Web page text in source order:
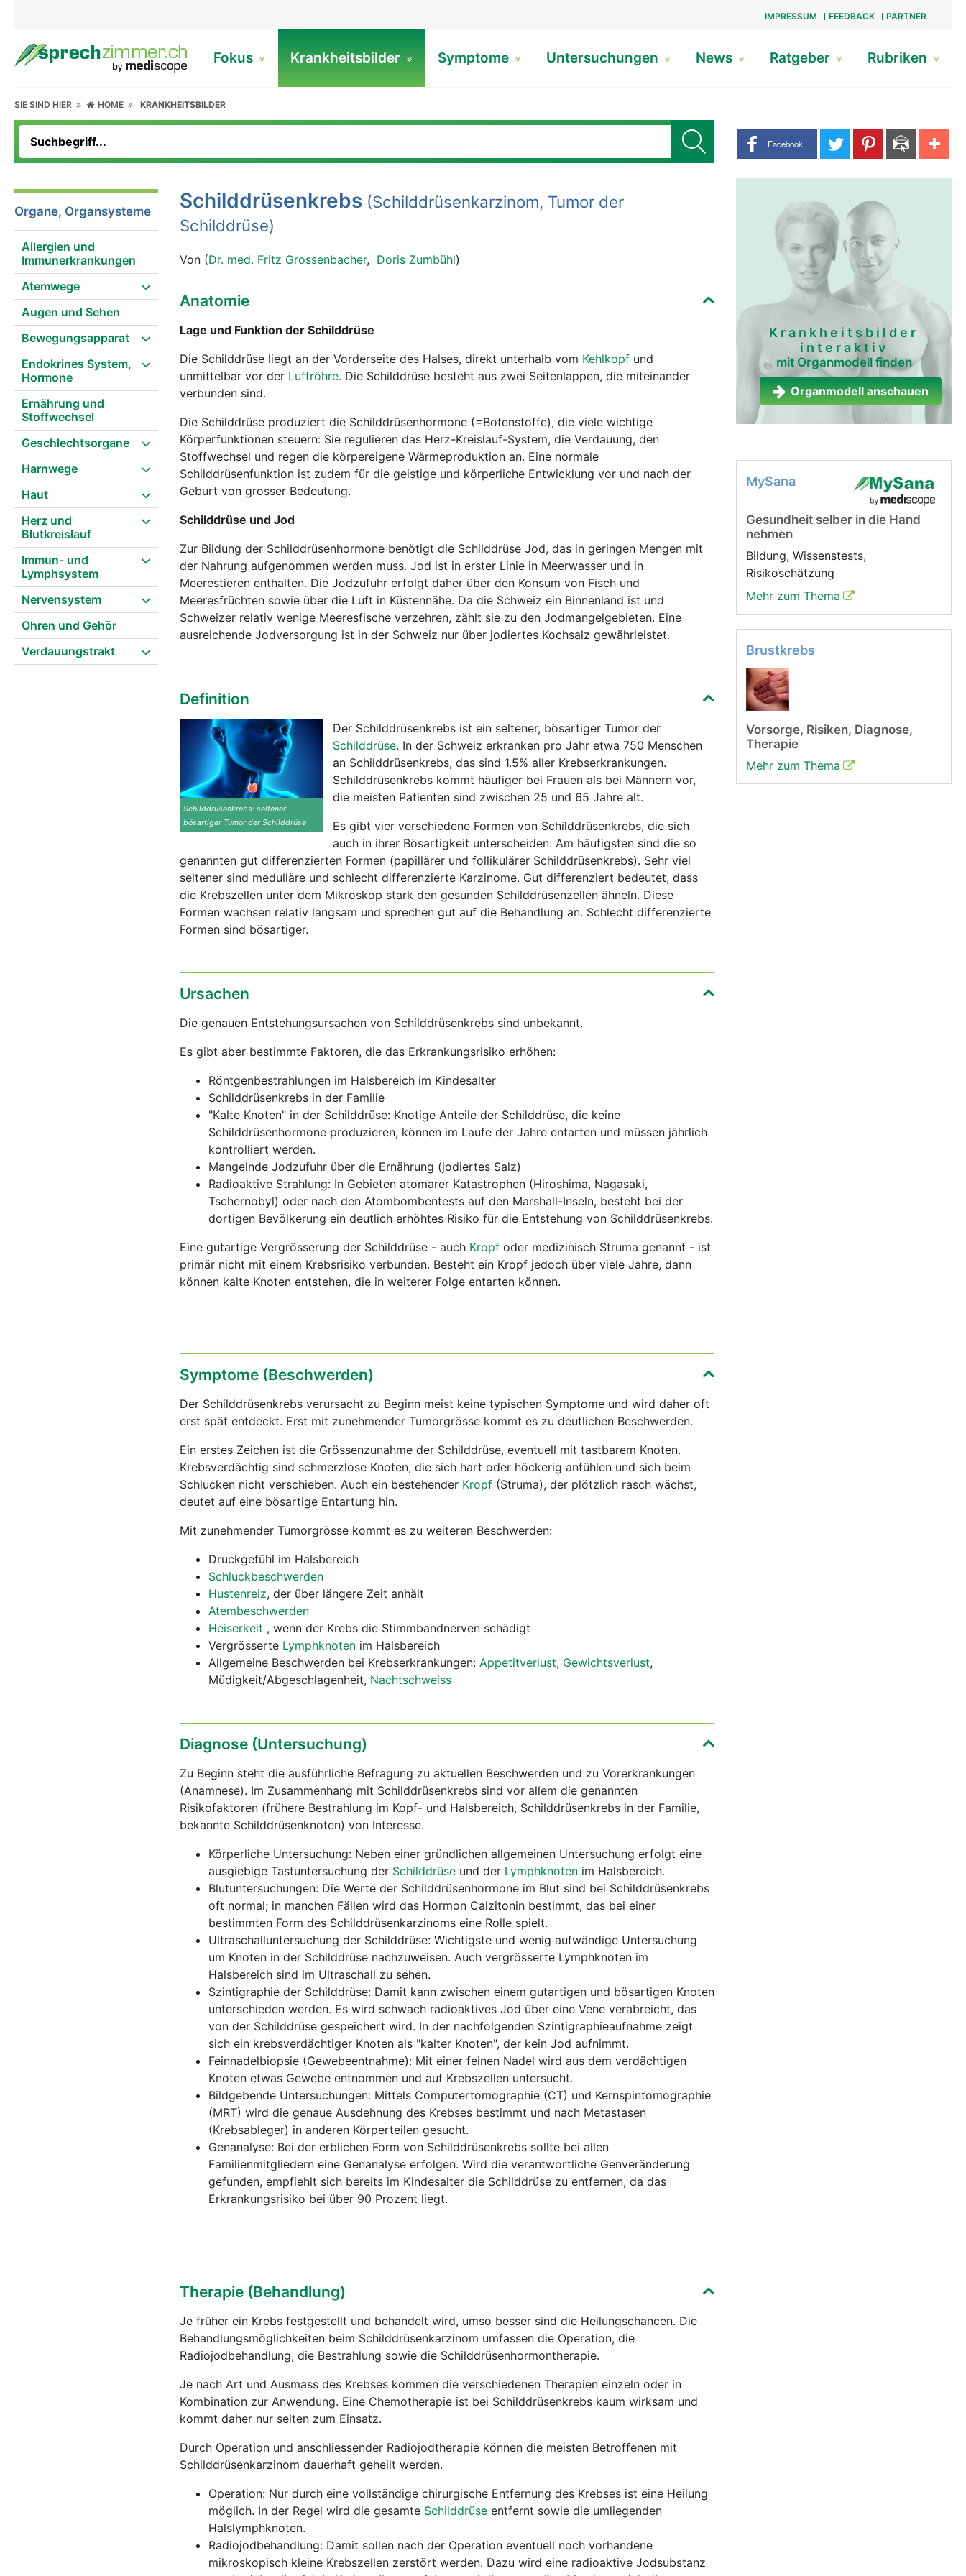
IMPRESSUM FEEDBACK PARTNER
Fokus Krankheitsbilder Symptome Untersuchungen News Ratgeber Rubriken
SIE SIND HIER HOME KRANKHEITSBILDER
Share buttons
Facebook
Organe, Organsysteme
Allergien und
Immunerkrankungen
Atemwege
Augen und Sehen
Bewegungsapparat
Endokrines System,
Hormone
Ernährung und
Stoffwechsel
Geschlechtsorgane
Harnwege
Haut
Herz und
Blutkreislauf
Immun- und
Lymphsystem
Nervensystem
Ohren und Gehör
Verdauungstrakt
Schilddrüsenkrebs (Schilddrüsenkarzinom, Tumor der
Schilddrüse)
Von (Dr. med. Fritz Grossenbacher, Doris Zumbühl)
Anatomie
Lage und Funktion der Schilddrüse
Die Schilddrüse liegt an der Vorderseite des Halses, direkt unterhalb vom Kehlkopf und
unmittelbar vor der Luftröhre. Die Schilddrüse besteht aus zwei Seitenlappen, die miteinander
verbunden sind.
Die Schilddrüse produziert die Schilddrüsenhormone (=Botenstoffe), die viele wichtige
Körperfunktionen steuern: Sie regulieren das Herz-Kreislauf-System, die Verdauung, den
Stoffwechsel und regen die körpereigene Wärmeproduktion an. Eine normale
Schilddrüsenfunktion ist zudem für die geistige und körperliche Entwicklung vor und nach der
Geburt von grosser Bedeutung.
Schilddrüse und Jod
Zur Bildung der Schilddrüsenhormone benötigt die Schilddrüse Jod, das in geringen Mengen mit
der Nahrung aufgenommen werden muss. Jod ist in erster Linie in Meerwasser und in
Meerestieren enthalten. Die Jodzufuhr erfolgt daher über den Konsum von Fisch und
Meeresfrüchten sowie über die Luft in Küstennähe. Da die Schweiz ein Binnenland ist und
Schweizer relativ wenige Meeresfische verzehren, zählt sie zu den Jodmangelgebieten. Eine
ausreichende Jodversorgung ist in der Schweiz nur über jodiertes Kochsalz gewährleistet.
Definition
Schilddrüsenkrebs: seltener
bösartiger Tumor der Schilddrüse
Der Schilddrüsenkrebs ist ein seltener, bösartiger Tumor der
Schilddrüse. In der Schweiz erkranken pro Jahr etwa 750 Menschen
an Schilddrüsenkrebs, das sind 1.5% aller Krebserkrankungen.
Schilddrüsenkrebs kommt häufiger bei Frauen als bei Männern vor,
die meisten Patienten sind zwischen 25 und 65 Jahre alt.
Es gibt vier verschiedene Formen von Schilddrüsenkrebs, die sich
auch in ihrer Bösartigkeit unterscheiden: Am häufigsten sind die so
genannten gut differenzierten Formen (papillärer und follikulärer Schilddrüsenkrebs). Sehr viel
seltener sind medulläre und schlecht differenzierte Karzinome. Gut differenziert bedeutet, dass
die Krebszellen unter dem Mikroskop stark den gesunden Schilddrüsenzellen ähneln. Diese
Formen wachsen relativ langsam und sprechen gut auf die Behandlung an. Schlecht differenzierte
Formen sind bösartiger.
Ursachen
Die genauen Entstehungsursachen von Schilddrüsenkrebs sind unbekannt.
Es gibt aber bestimmte Faktoren, die das Erkrankungsrisiko erhöhen:
Röntgenbestrahlungen im Halsbereich im Kindesalter
Schilddrüsenkrebs in der Familie
"Kalte Knoten" in der Schilddrüse: Knotige Anteile der Schilddrüse, die keine
Schilddrüsenhormone produzieren, können im Laufe der Jahre entarten und müssen jährlich
kontrolliert werden.
Mangelnde Jodzufuhr über die Ernährung (jodiertes Salz)
Radioaktive Strahlung: In Gebieten atomarer Katastrophen (Hiroshima, Nagasaki,
Tschernobyl) oder nach den Atombombentests auf den Marshall-Inseln, besteht bei der
dortigen Bevölkerung ein deutlich erhöhtes Risiko für die Entstehung von Schilddrüsenkrebs.
Eine gutartige Vergrösserung der Schilddrüse - auch Kropf oder medizinisch Struma genannt - ist
primär nicht mit einem Krebsrisiko verbunden. Besteht ein Kropf jedoch über viele Jahre, dann
können kalte Knoten entstehen, die in weiterer Folge entarten können.
Symptome (Beschwerden)
Der Schilddrüsenkrebs verursacht zu Beginn meist keine typischen Symptome und wird daher oft
erst spät entdeckt. Erst mit zunehmender Tumorgrösse kommt es zu deutlichen Beschwerden.
Ein erstes Zeichen ist die Grössenzunahme der Schilddrüse, eventuell mit tastbarem Knoten.
Krebsverdächtig sind schmerzlose Knoten, die sich hart oder höckerig anfühlen und sich beim
Schlucken nicht verschieben. Auch ein bestehender Kropf (Struma), der plötzlich rasch wächst,
deutet auf eine bösartige Entartung hin.
Mit zunehmender Tumorgrösse kommt es zu weiteren Beschwerden:
Druckgefühl im Halsbereich
Schluckbeschwerden
Hustenreiz, der über längere Zeit anhält
Atembeschwerden
Heiserkeit , wenn der Krebs die Stimmbandnerven schädigt
Vergrösserte Lymphknoten im Halsbereich
Allgemeine Beschwerden bei Krebserkrankungen: Appetitverlust, Gewichtsverlust,
Müdigkeit/Abgeschlagenheit, Nachtschweiss
Diagnose (Untersuchung)
Zu Beginn steht die ausführliche Befragung zu aktuellen Beschwerden und zu Vorerkrankungen
(Anamnese). Im Zusammenhang mit Schilddrüsenkrebs sind vor allem die genannten
Risikofaktoren (frühere Bestrahlung im Kopf- und Halsbereich, Schilddrüsenkrebs in der Familie,
bekannte Schilddrüsenknoten) von Interesse.
Körperliche Untersuchung: Neben einer gründlichen allgemeinen Untersuchung erfolgt eine
ausgiebige Tastuntersuchung der Schilddrüse und der Lymphknoten im Halsbereich.
Blutuntersuchungen: Die Werte der Schilddrüsenhormone im Blut sind bei Schilddrüsenkrebs
oft normal; in manchen Fällen wird das Hormon Calzitonin bestimmt, das bei einer
bestimmten Form des Schilddrüsenkarzinoms eine Rolle spielt.
Ultraschalluntersuchung der Schilddrüse: Wichtigste und wenig aufwändige Untersuchung
um Knoten in der Schilddrüse nachzuweisen. Auch vergrösserte Lymphknoten im
Halsbereich sind im Ultraschall zu sehen.
Szintigraphie der Schilddrüse: Damit kann zwischen einem gutartigen und bösartigen Knoten
unterschieden werden. Es wird schwach radioaktives Jod über eine Vene verabreicht, das
von der Schilddrüse gespeichert wird. In der nachfolgenden Szintigraphieaufnahme zeigt
sich ein krebsverdächtiger Knoten als "kalter Knoten", der kein Jod aufnimmt.
Feinnadelbiopsie (Gewebeentnahme): Mit einer feinen Nadel wird aus dem verdächtigen
Knoten etwas Gewebe entnommen und auf Krebszellen untersucht.
Bildgebende Untersuchungen: Mittels Computertomographie (CT) und Kernspintomographie
(MRT) wird die genaue Ausdehnung des Krebses bestimmt und nach Metastasen
(Krebsableger) in anderen Körperteilen gesucht.
Genanalyse: Bei der erblichen Form von Schilddrüsenkrebs sollte bei allen
Familienmitgliedern eine Genanalyse erfolgen. Wird die verantwortliche Genveränderung
gefunden, empfiehlt sich bereits im Kindesalter die Schilddrüse zu entfernen, da das
Erkrankungsrisiko bei über 90 Prozent liegt.
Therapie (Behandlung)
Je früher ein Krebs festgestellt und behandelt wird, umso besser sind die Heilungschancen. Die
Behandlungsmöglichkeiten beim Schilddrüsenkarzinom umfassen die Operation, die
Radiojodbehandlung, die Bestrahlung sowie die Schilddrüsenhormontherapie.
Je nach Art und Ausmass des Krebses kommen die verschiedenen Therapien einzeln oder in
Kombination zur Anwendung. Eine Chemotherapie ist bei Schilddrüsenkrebs kaum wirksam und
kommt daher nur selten zum Einsatz.
Durch Operation und anschliessender Radiojodtherapie können die meisten Betroffenen mit
Schilddrüsenkarzinom dauerhaft geheilt werden.
Operation: Nur durch eine vollständige chirurgische Entfernung des Krebses ist eine Heilung
möglich. In der Regel wird die gesamte Schilddrüse entfernt sowie die umliegenden
Halslymphknoten.
Radiojodbehandlung: Damit sollen nach der Operation eventuell noch vorhandene
mikroskopisch kleine Krebszellen zerstört werden. Dazu wird eine radioaktive Jodsubstanz
Krankheitsbilder
interaktiv
mit Organmodell finden
Organmodell anschauen
MySana
Gesundheit selber in die Hand
nehmen
Bildung, Wissenstests,
Risikoschätzung
Mehr zum Thema
Brustkrebs
Vorsorge, Risiken, Diagnose,
Therapie
Mehr zum Thema